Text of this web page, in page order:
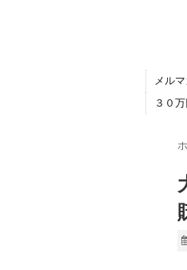
メル
３０